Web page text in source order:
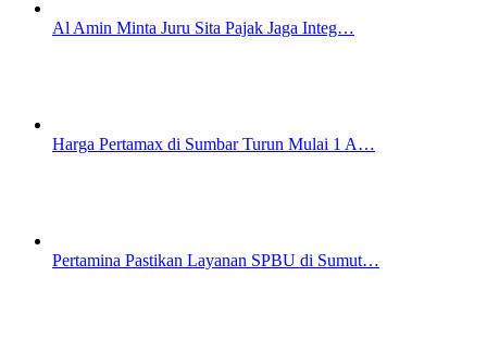
Al Amin Minta Juru Sita Pajak Jaga Integ…
Harga Pertamax di Sumbar Turun Mulai 1 A…
Pertamina Pastikan Layanan SPBU di Sumut…